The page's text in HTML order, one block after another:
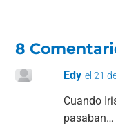
8
Edy el 21
Cuando